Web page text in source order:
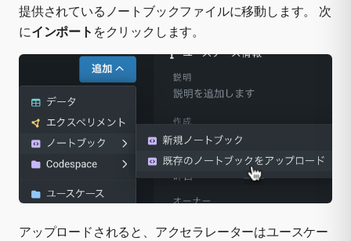
提供されているノートブックファイルに移動します。 次
にインポート をクリックします。
アップロードされると、アクセラレーターはユースケー